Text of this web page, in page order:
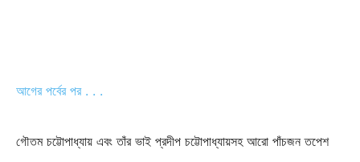
আগের পর্বের পর . . .
গৌতম চট্টোপাধ্যায় এবং তাঁর ভাই প্রদীপ চট্টোপাধ্যায়সহ আরো পাঁচজন তপেশ